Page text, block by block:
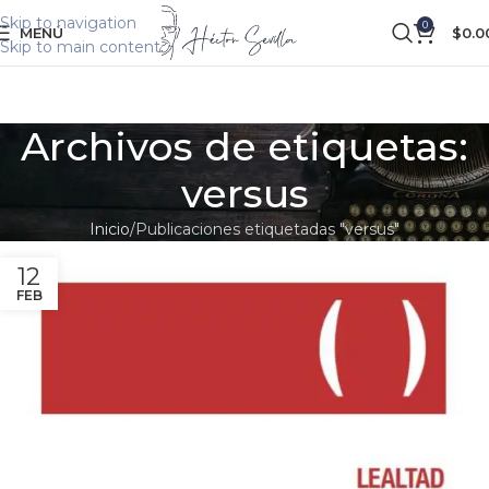
Skip to navigation
Skip to main content
MENÚ 0 $
Archivos de etiquetas:
versus
Inicio Publicaciones etiquetadas "versus"
12
FEB